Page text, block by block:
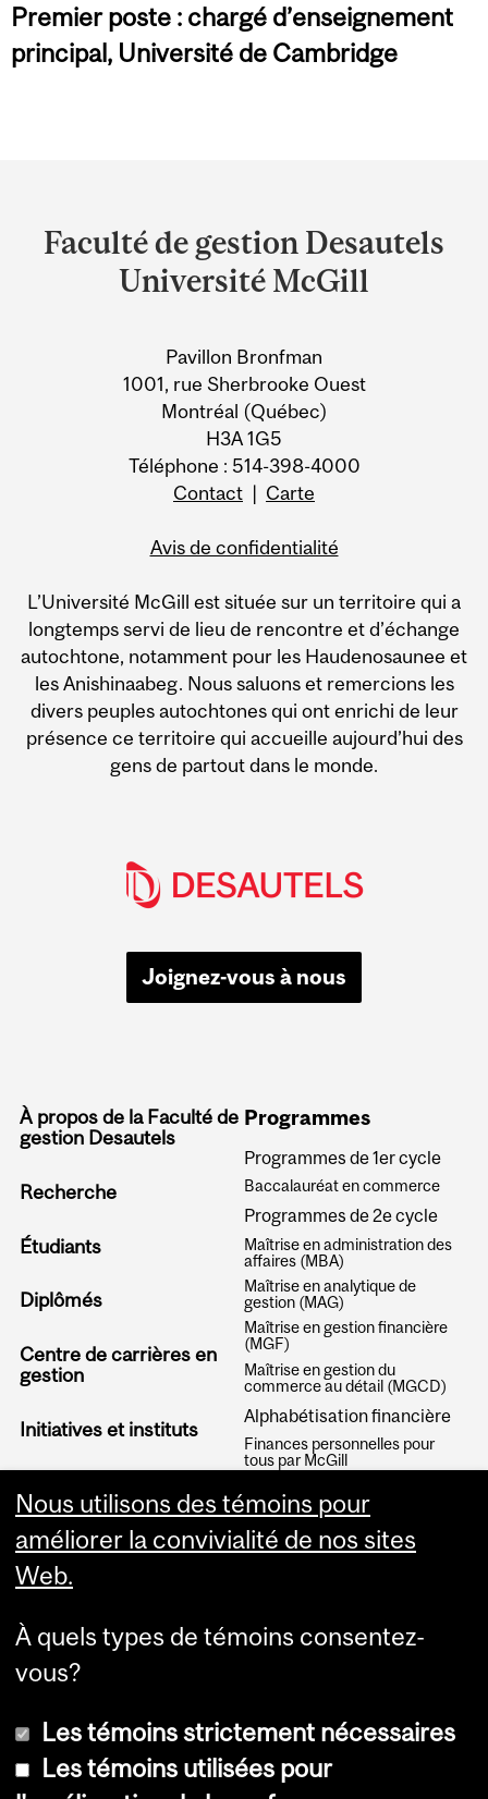
Premier poste : chargé d’enseignement
principal, Université de Cambridge
and
University
Faculté de gestion Desautels
Université McGill
Pavillon Bronfman
1001, rue Sherbrooke Ouest
Montréal (Québec)
H3A 1G5
Téléphone : 514-398-4000
Contact | Carte
Avis de confidentialité
L’Université McGill est située sur un territoire qui a
longtemps servi de lieu de rencontre et d’échange
autochtone, notamment pour les Haudenosaunee et
les Anishinaabeg. Nous saluons et remercions les
divers peuples autochtones qui ont enrichi de leur
présence ce territoire qui accueille aujourd’hui des
gens de partout dans le monde.
Joignez-vous à nous
À propos de la Faculté de
gestion Desautels
Recherche
Étudiants
Diplômés
Centre de carrières en
gestion
Initiatives et instituts
Programmes
Programmes de 1er cycle
Baccalauréat en commerce
Programmes de 2e cycle
Maîtrise en administration des
affaires (MBA)
Maîtrise en analytique de
gestion (MAG)
Maîtrise en gestion financière
(MGF)
Maîtrise en gestion du
commerce au détail (MGCD)
Alphabétisation financière
Finances personnelles pour
tous par McGill
Nous utilisons des témoins pour
améliorer la convivialité de nos sites
Web.
À quels types de témoins consentez-
vous?
Les témoins strictement nécessaires
Les témoins utilisées pour